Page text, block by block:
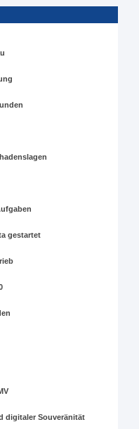
gestartet
digitaler Souveränität